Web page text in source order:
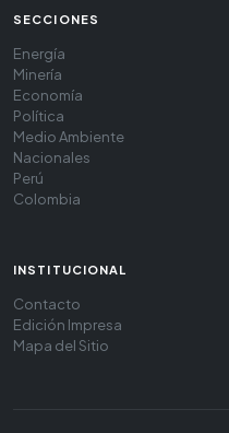
SECCIONES
Energía
Minería
Economía
Política
Medio Ambiente
Nacionales
Perú
Colombia
INSTITUCIONAL
Contacto
Edición Impresa
Mapa del Sitio